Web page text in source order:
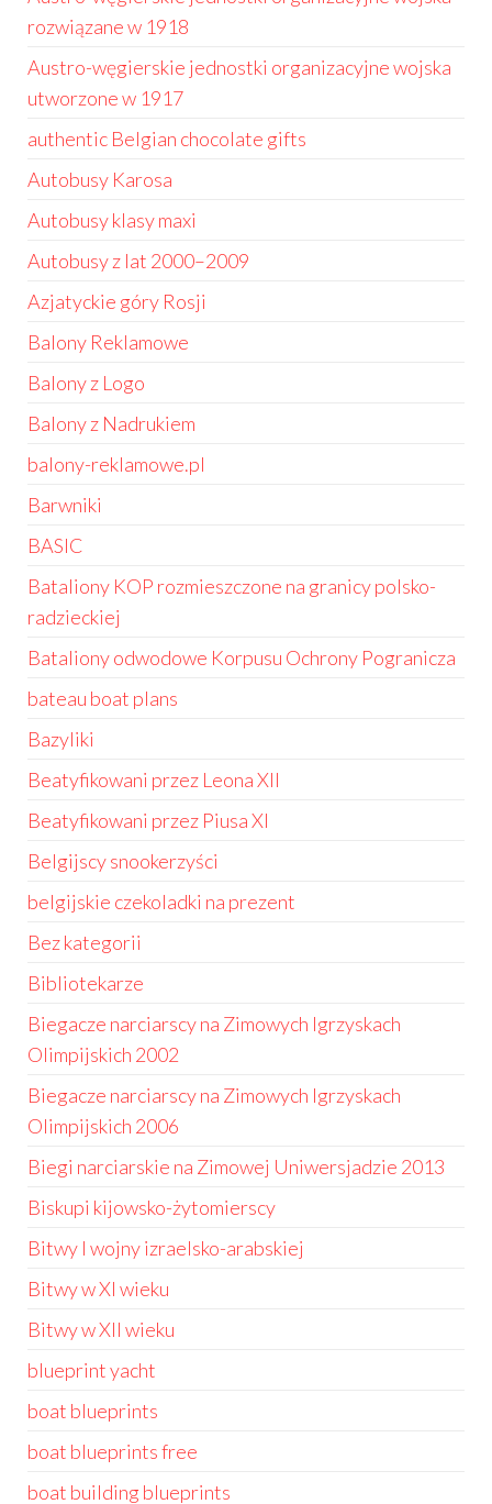
rozwiązane w 1918
Austro-węgierskie jednostki organizacyjne wojska
utworzone w 1917
authentic Belgian chocolate gifts
Autobusy Karosa
Autobusy klasy maxi
Autobusy z lat 2000–2009
Azjatyckie góry Rosji
Balony Reklamowe
Balony z Logo
Balony z Nadrukiem
balony-reklamowe.pl
Barwniki
BASIC
Bataliony KOP rozmieszczone na granicy polsko-
radzieckiej
Bataliony odwodowe Korpusu Ochrony Pogranicza
bateau boat plans
Bazyliki
Beatyfikowani przez Leona XII
Beatyfikowani przez Piusa XI
Belgijscy snookerzyści
belgijskie czekoladki na prezent
Bez kategorii
Bibliotekarze
Biegacze narciarscy na Zimowych Igrzyskach
Olimpijskich 2002
Biegacze narciarscy na Zimowych Igrzyskach
Olimpijskich 2006
Biegi narciarskie na Zimowej Uniwersjadzie 2013
Biskupi kijowsko-żytomierscy
Bitwy I wojny izraelsko-arabskiej
Bitwy w XI wieku
Bitwy w XII wieku
blueprint yacht
boat blueprints
boat blueprints free
boat building blueprints